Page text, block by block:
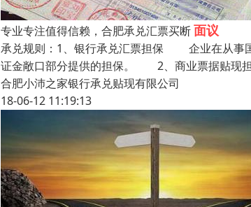
专业专注值得信赖，合肥承兑汇票买断面议
承兑规则：1、银行承兑汇票担保 企业在从事
证金敞口部分提供的担保。 2、商业票据贴现
合肥小沛之家银行承兑贴现有限公司
18-06-12 11:19:13